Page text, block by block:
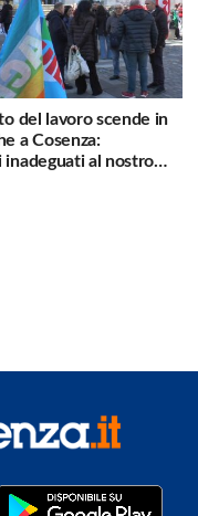
del lavoro scende in
a Cosenza:
inadeguati al nostro